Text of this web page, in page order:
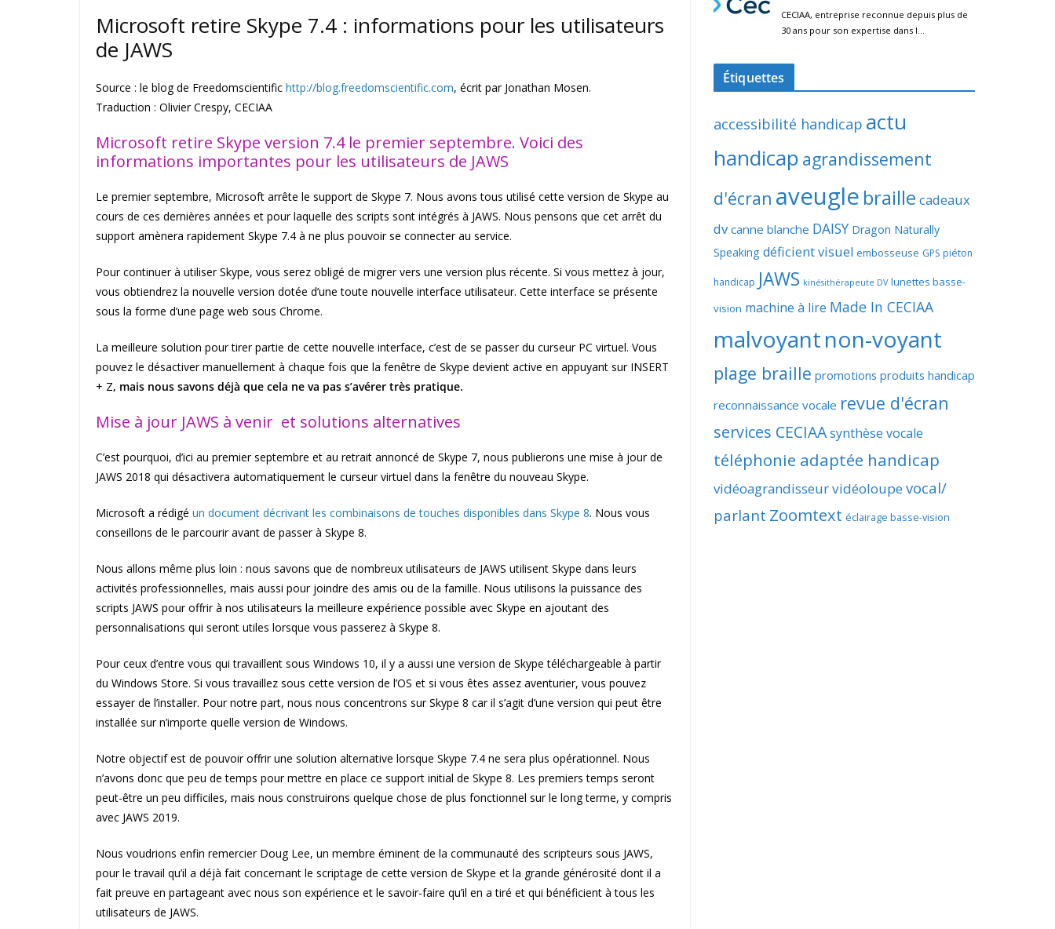
Microsoft retire Skype 7.4 : informations pour les utilisateurs
de JAWS
Source : le blog de Freedomscientific http://blog.freedomscientific.com, écrit par Jonathan Mosen.
Traduction : Olivier Crespy, CECIAA
Microsoft retire Skype version 7.4 le premier septembre. Voici des
informations importantes pour les utilisateurs de JAWS
Le premier septembre, Microsoft arrête le support de Skype 7. Nous avons tous utilisé cette version de Skype au
cours de ces dernières années et pour laquelle des scripts sont intégrés à JAWS. Nous pensons que cet arrêt du
support amènera rapidement Skype 7.4 à ne plus pouvoir se connecter au service.
Pour continuer à utiliser Skype, vous serez obligé de migrer vers une version plus récente. Si vous mettez à jour,
vous obtiendrez la nouvelle version dotée d’une toute nouvelle interface utilisateur. Cette interface se présente
sous la forme d’une page web sous Chrome.
La meilleure solution pour tirer partie de cette nouvelle interface, c’est de se passer du curseur PC virtuel. Vous
pouvez le désactiver manuellement à chaque fois que la fenêtre de Skype devient active en appuyant sur INSERT
+ Z, mais nous savons déjà que cela ne va pas s’avérer très pratique.
Mise à jour JAWS à venir et solutions alternatives
C’est pourquoi, d’ici au premier septembre et au retrait annoncé de Skype 7, nous publierons une mise à jour de
JAWS 2018 qui désactivera automatiquement le curseur virtuel dans la fenêtre du nouveau Skype.
Microsoft a rédigé un document décrivant les combinaisons de touches disponibles dans Skype 8. Nous vous
conseillons de le parcourir avant de passer à Skype 8.
Nous allons même plus loin : nous savons que de nombreux utilisateurs de JAWS utilisent Skype dans leurs
activités professionnelles, mais aussi pour joindre des amis ou de la famille. Nous utilisons la puissance des
scripts JAWS pour offrir à nos utilisateurs la meilleure expérience possible avec Skype en ajoutant des
personnalisations qui seront utiles lorsque vous passerez à Skype 8.
Pour ceux d’entre vous qui travaillent sous Windows 10, il y a aussi une version de Skype téléchargeable à partir
du Windows Store. Si vous travaillez sous cette version de l’OS et si vous êtes assez aventurier, vous pouvez
essayer de l’installer. Pour notre part, nous nous concentrons sur Skype 8 car il s’agit d’une version qui peut être
installée sur n’importe quelle version de Windows.
Notre objectif est de pouvoir offrir une solution alternative lorsque Skype 7.4 ne sera plus opérationnel. Nous
n’avons donc que peu de temps pour mettre en place ce support initial de Skype 8. Les premiers temps seront
peut-être un peu difficiles, mais nous construirons quelque chose de plus fonctionnel sur le long terme, y compris
avec JAWS 2019.
Nous voudrions enfin remercier Doug Lee, un membre éminent de la communauté des scripteurs sous JAWS,
pour le travail qu’il a déjà fait concernant le scriptage de cette version de Skype et la grande générosité dont il a
fait preuve en partageant avec nous son expérience et le savoir-faire qu’il en a tiré et qui bénéficient à tous les
utilisateurs de JAWS.
Étiquettes
accessibilité handicap actu
handicap agrandissement
d'écran aveugle braille cadeaux
dv canne blanche DAISY Dragon Naturally
Speaking déficient visuel embosseuse GPS piéton
handicap JAWS kinésithérapeute DV lunettes basse-
vision machine à lire Made In CECIAA
malvoyantnon-voyant
plage braille promotions produits handicap
reconnaissance vocale revue d'écran
services CECIAAsynthèse vocale
téléphonie adaptée handicap
vidéoagrandisseurvidéoloupevocal/
parlant Zoomtext éclairage basse-vision